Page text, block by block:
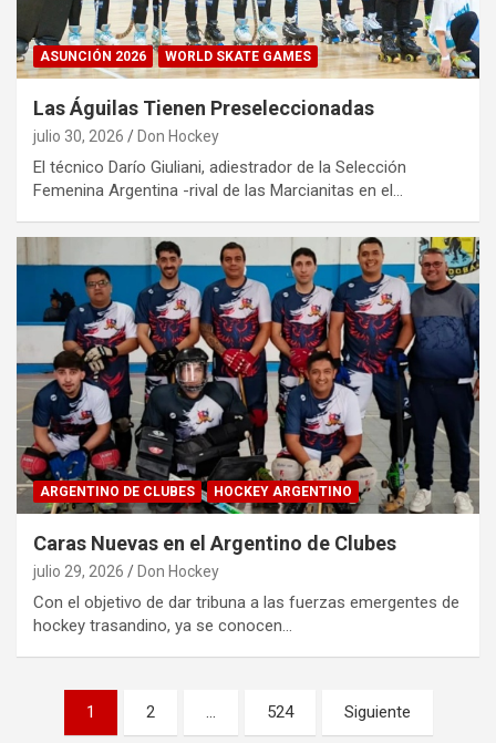
ASUNCIÓN 2026 WORLD SKATE GAMES
Las Águilas Tienen Preseleccionadas
julio 30, 2026 Don Hockey
El técnico Darío Giuliani, adiestrador de la Selección
Femenina Argentina -rival de las Marcianitas en el…
ARGENTINO DE CLUBES HOCKEY ARGENTINO
Caras Nuevas en el Argentino de Clubes
julio 29, 2026 Don Hockey
Con el objetivo de dar tribuna a las fuerzas emergentes de
hockey trasandino, ya se conocen…
Paginación
1 2 … 524 Siguiente